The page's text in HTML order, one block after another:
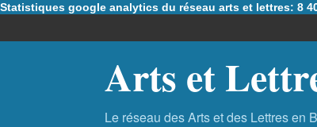
Statistiques google analytics du réseau arts et lettres: 8
Arts et